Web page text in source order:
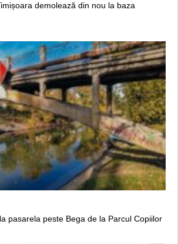
demolează din nou la baza
pasarela peste Bega de la Parcul Copiilor